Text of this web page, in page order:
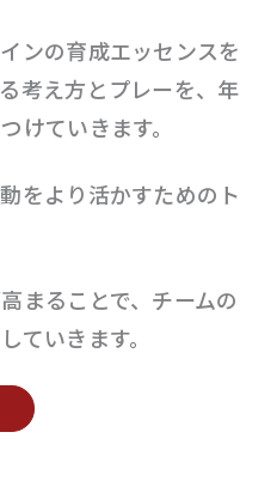
ンの育成エッセンスを
考え方とプレーを、年
けていきます。
をより活かすためのト
まることで、チームの
ていきます。